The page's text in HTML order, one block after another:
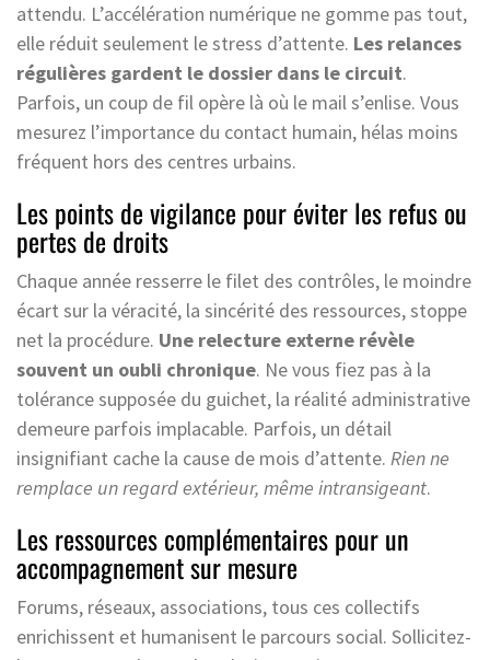
attendu. L’accélération numérique ne gomme pas tout,
elle réduit seulement le stress d’attente. Les relances
régulières gardent le dossier dans le circuit.
Parfois, un coup de fil opère là où le mail s’enlise. Vous
mesurez l’importance du contact humain, hélas moins
fréquent hors des centres urbains.
Les points de vigilance pour éviter les refus ou
pertes de droits
Chaque année resserre le filet des contrôles, le moindre
écart sur la véracité, la sincérité des ressources, stoppe
net la procédure. Une relecture externe révèle
souvent un oubli chronique. Ne vous fiez pas à la
tolérance supposée du guichet, la réalité administrative
demeure parfois implacable. Parfois, un détail
insignifiant cache la cause de mois d’attente. Rien ne
remplace un regard extérieur, même intransigeant.
Les ressources complémentaires pour un
accompagnement sur mesure
Forums, réseaux, associations, tous ces collectifs
enrichissent et humanisent le parcours social. Sollicitez-